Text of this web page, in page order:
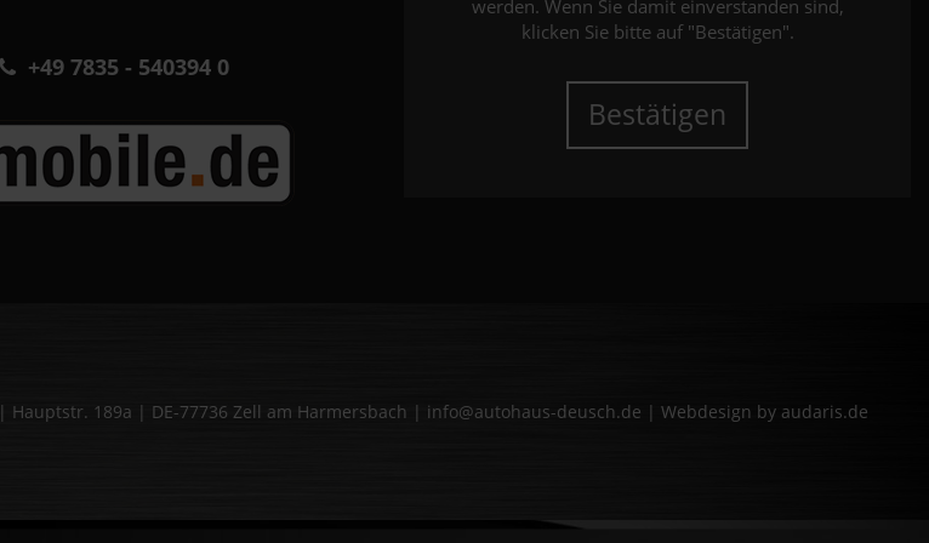
+49 7835 - 540394 0
werden. Wenn Sie damit einverstanden sind,
klicken Sie bitte auf "Bestätigen".
Bestätigen
| Hauptstr. 189a | DE-77736 Zell am Harmersbach | info@autohaus-deusch.de | Webdesign by audaris.de